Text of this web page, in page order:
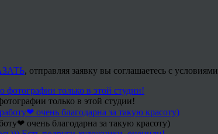
, отправляя заявку вы соглашаетесь с условиями
только в этой студии!
очень благодарна за такую красоту)